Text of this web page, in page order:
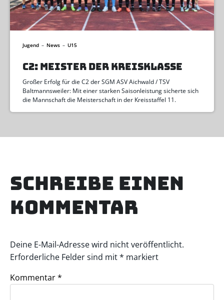
Jugend – News – U15
C2: MEISTER DER KREISKLASSE
Großer Erfolg für die C2 der SGM ASV Aichwald / TSV
Baltmannsweiler: Mit einer starken Saisonleistung sicherte sich
die Mannschaft die Meisterschaft in der Kreisstaffel 11.
Schreibe einen
Kommentar
Deine E-Mail-Adresse wird nicht veröffentlicht.
Erforderliche Felder sind mit* markiert
Kommentar*